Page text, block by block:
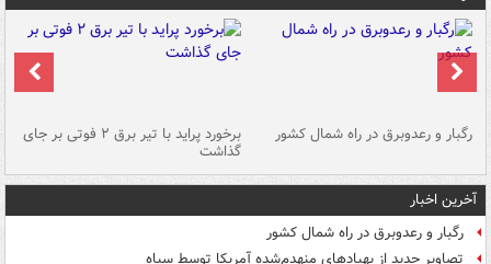
رگبار و رعدوبرق در راه شمال کشور برخورد پراید با تیر برق ۲ فوتی بر جای
گذاشت
آخرین اخبار
رگبار و رعدوبرق در راه شمال کشور
تصاویر جدید از پهپادهای منهدم‌شده آمریکا توسط سپاه